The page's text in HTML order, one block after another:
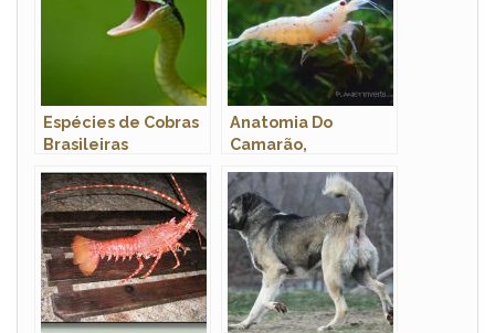
Espécies de Cobras
Brasileiras
Anatomia Do
Camarão,
Cientifico